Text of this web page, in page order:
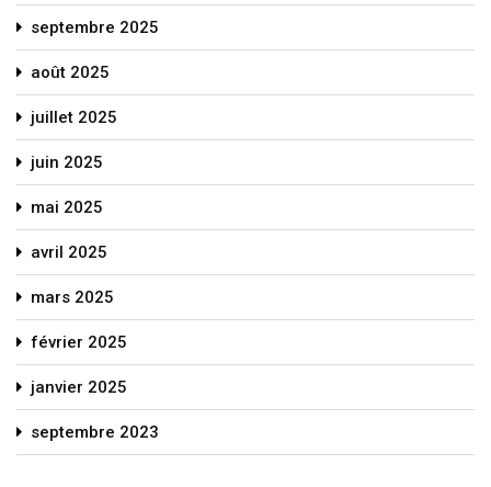
septembre 2025
août 2025
juillet 2025
juin 2025
mai 2025
avril 2025
mars 2025
février 2025
janvier 2025
septembre 2023